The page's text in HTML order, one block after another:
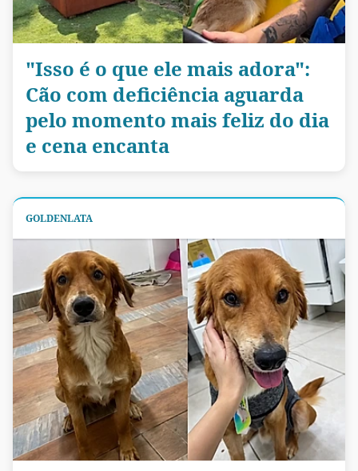
"Isso é o que ele mais adora":
Cão com deficiência aguarda
pelo momento mais feliz do dia
e cena encanta
GOLDENLATA